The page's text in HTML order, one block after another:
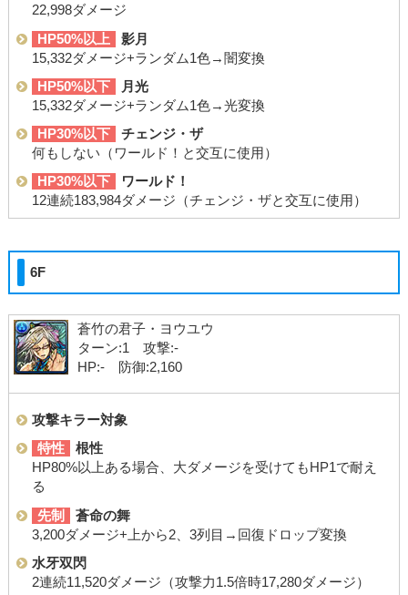
22,998ダメージ
HP50%以上
影月
15,332ダメージ+ランダム1色→闇変換
HP50%以下
月光
15,332ダメージ+ランダム1色→光変換
HP30%以下
チェンジ・ザ
何もしない（ワールド！と交互に使用）
HP30%以下
ワールド！
12連続183,984ダメージ（チェンジ・ザと交互に使用）
6F
蒼竹の君子・ヨウユウ
ターン:1 攻撃:-
HP:- 防御:2,160
攻撃キラー対象
特性
根性
HP80%以上ある場合、大ダメージを受けてもHP1で耐え
る
先制
蒼命の舞
3,200ダメージ+上から2、3列目→回復ドロップ変換
水牙双閃
2連続11,520ダメージ（攻撃力1.5倍時17,280ダメージ）